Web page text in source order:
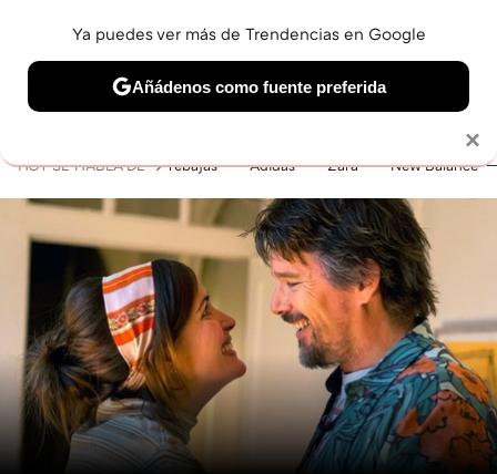
BELLEZA SHOPPING VIAJES GASTRO SNEAKERS
HOY SE HABLA DE rebajas Adidas Zara New Balance
×
Ya puedes ver más de Trendencias en Google
Añádenos como fuente preferida